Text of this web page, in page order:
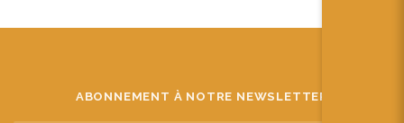
ABONNEMENT À NOTRE NEWSLETTER